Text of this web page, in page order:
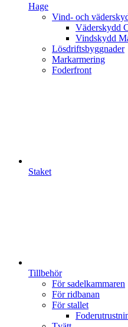
Hage
Vind- och
Väderskydd
Vindskydd
Lösdriftsbyggnader
Markarmering
Foderfront
Staket
Tillbehör
För sadelkammaren
För ridbanan
För stallet